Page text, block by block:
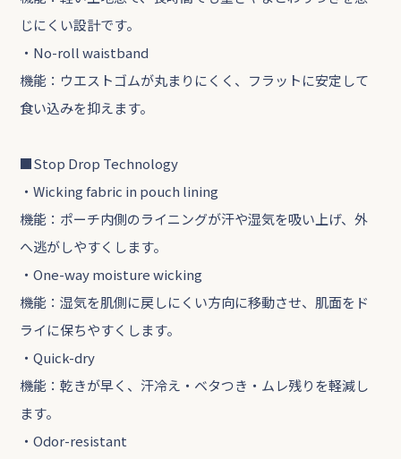
じにくい設計です。
・No-roll waistband
機能：ウエストゴムが丸まりにくく、フラットに安定して
食い込みを抑えます。
■Stop Drop Technology
・Wicking fabric in pouch lining
機能：ポーチ内側のライニングが汗や湿気を吸い上げ、外
へ逃がしやすくします。
・One-way moisture wicking
機能：湿気を肌側に戻しにくい方向に移動させ、肌面をド
ライに保ちやすくします。
・Quick-dry
機能：乾きが早く、汗冷え・ベタつき・ムレ残りを軽減し
ます。
・Odor-resistant